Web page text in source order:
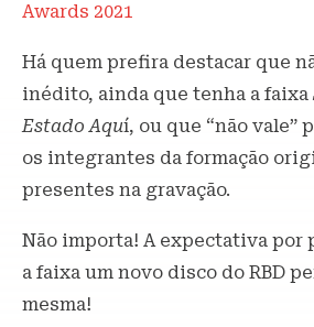
Awards 2021
Há quem prefira destacar que
inédito, ainda que tenha a faixa
Estado Aquí, ou que “não vale”
os integrantes da formação
presentes na gravação.
Não importa! A expectativa por
a faixa um novo disco do RBD
mesma!